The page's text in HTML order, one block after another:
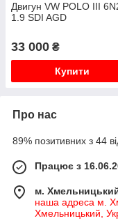
Двигун VW POLO III
1.9 SDI AGD
33 000 ₴
Купити
Про нас
89% позитивних з 44
Працює з
м.
наша адреса м.
Хмельницький,